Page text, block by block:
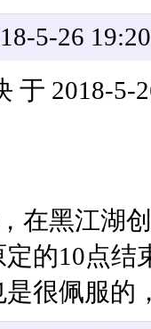
5-26 19:20
于 2018-5-
在黑江湖
的10点结
很佩服的